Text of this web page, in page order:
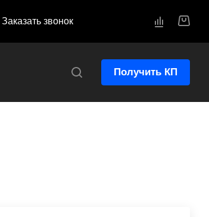
Заказать звонок
Получить КП